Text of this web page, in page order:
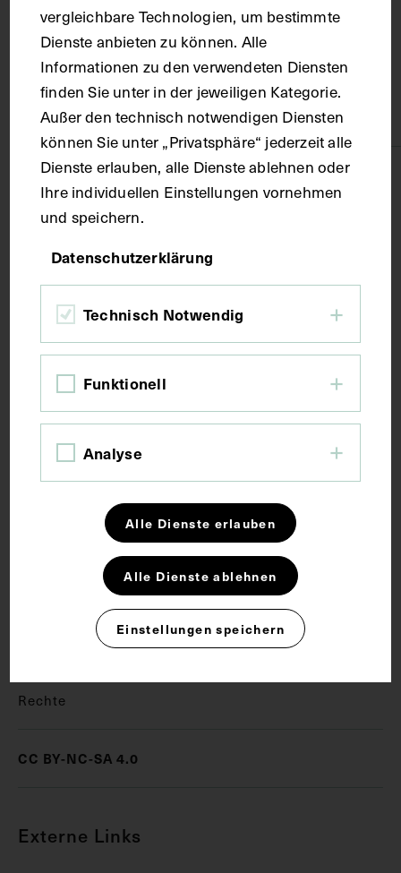
Material
Karton
Technik
Maße
Bildmaß 45,4 x 35,4 cm
Kurzbeschreibung
Die Lithographie wurde von Josef Kriehuber, Wien,
angefertigt und bei Johann Höfelich gedruckt. Neg
Schlagwörter
Kinderkrankenhaus Militärarzt Pädiatrie
Rechte
CC BY-NC-SA 4.0
Externe Links
vergleichbare Technologien, um bestimmte
Dienste anbieten zu können. Alle
Informationen zu den verwendeten Diensten
finden Sie unter in der jeweiligen Kategorie.
Außer den technisch notwendigen Diensten
können Sie unter „Privatsphäre“ jederzeit alle
Dienste erlauben, alle Dienste ablehnen oder
Ihre individuellen Einstellungen vornehmen
und speichern.
Datenschutzerklärung
Technisch Notwendig
Funktionell
Analyse
Alle Dienste erlauben
Alle Dienste ablehnen
Einstellungen speichern